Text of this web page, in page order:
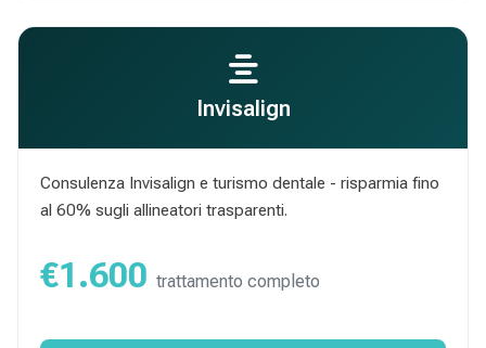
Invisalign
Consulenza Invisalign e turismo dentale - risparmia fino
al 60% sugli allineatori trasparenti.
€1.600 trattamento completo